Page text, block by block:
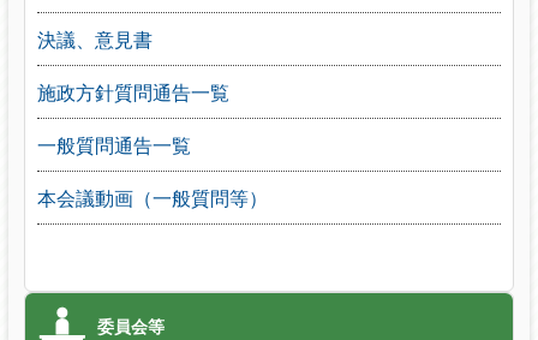
決議、意見書
施政方針質問通告一覧
一般質問通告一覧
本会議動画（一般質問等）